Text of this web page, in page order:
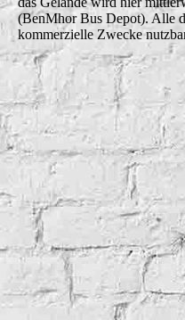
(BenMhor Bus Depot). Alle
kommerzielle Zwecke